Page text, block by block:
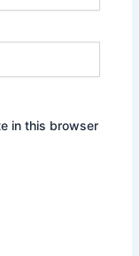
in this browser